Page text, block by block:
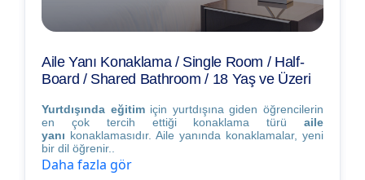
Aile Yanı Konaklama / Single Room / Half-
Board / Shared Bathroom / 18 Yaş ve Üzeri
Yurtdışında eğitimiçin yurtdışına giden öğrencilerin
en çok tercih ettiği konaklama türü aile
yanı konaklamasıdır. Aile yanında konaklamalar, yeni
bir dil öğrenir..
Daha fazla gör